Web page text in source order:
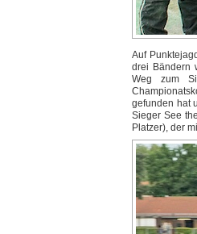
Auf
drei Bändern
Weg zum
gefunden hat
Sieger See
Platzer), der